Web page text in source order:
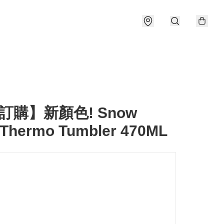
訂購】新顏色! Snow
Tumbler 470ML